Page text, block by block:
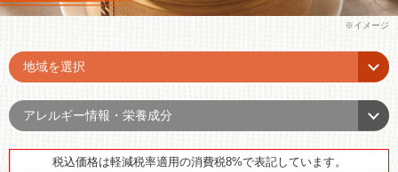
商品カテゴリ一覧
セブンプレミアム
食の安全・安心への取組み
ギフト
nanacoトップ
マルチコピー機でできること
マルチコピー機でできることトップ
コピー
便利なサービス
宅配便
チケットサービス
企業情報トップ
ニュースリリース
ごあいさつ
企業理念
私たちの取組み
サステナビリティ
サステナビリティトップ
セブン＆アイ・ホールディングスの重点課題
地域を選択
アレルギー情報・栄養成分
税込価格は軽減税率適用の消費税8%で表記しています。